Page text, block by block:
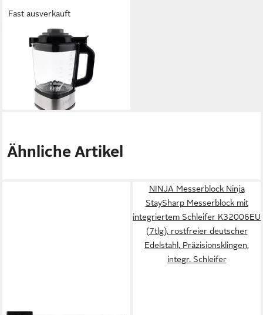
Fast ausverkauft
NINJA
Standmixer 1.7l Glas-
Mixerkrug Glasbehälter
139,99 €
12,79 €mtl. in 12 Raten
lieferbar - in 3-4 Werktagen bei dir
Ähnliche Artikel
NINJA Messerblock Ninja
StaySharp Messerblock mit
integriertem Schleifer K32006EU
(7tlg), rostfreier deutscher
Edelstahl, Präzisionsklingen,
integr. Schleifer